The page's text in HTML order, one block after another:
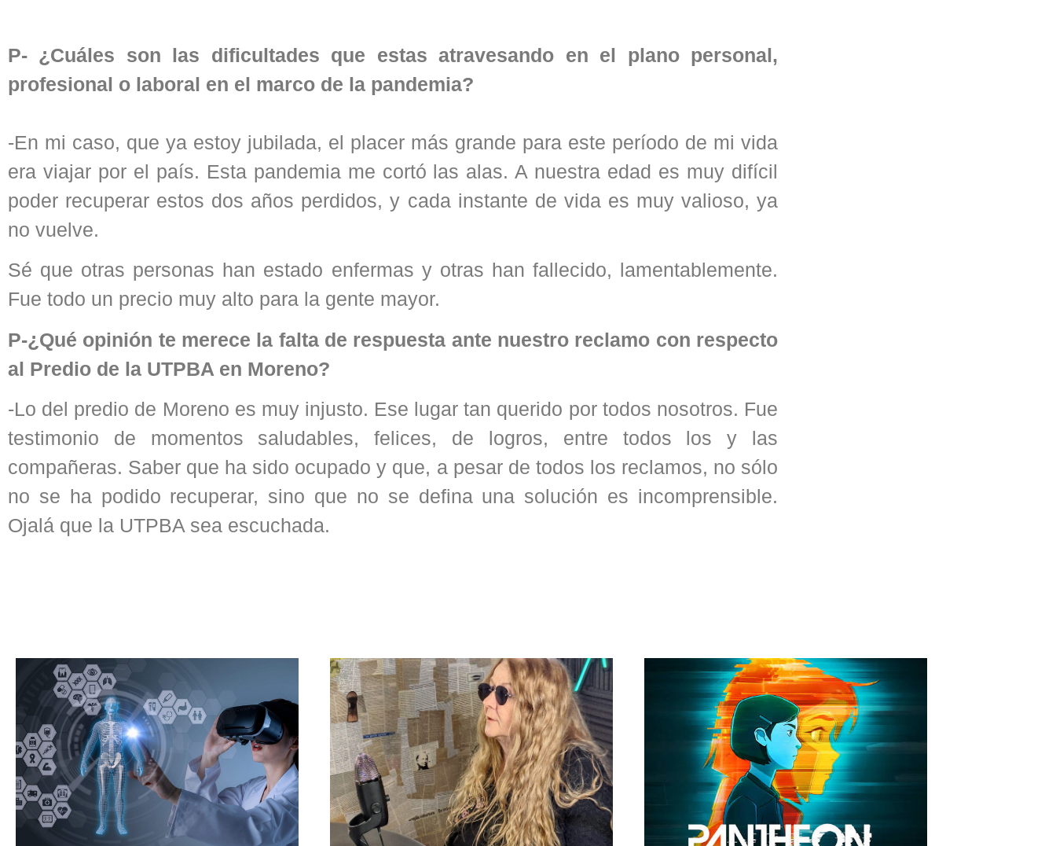
P- ¿Cuáles son las dificultades que estas atravesando en el plano personal,
profesional o laboral en el marco de la pandemia?
-En mi caso, que ya estoy jubilada, el placer más grande para este período de mi vida
era viajar por el país. Esta pandemia me cortó las alas. A nuestra edad es muy difícil
poder recuperar estos dos años perdidos, y cada instante de vida es muy valioso, ya
no vuelve.
Sé que otras personas han estado enfermas y otras han fallecido, lamentablemente.
Fue todo un precio muy alto para la gente mayor.
P-¿Qué opinión te merece la falta de respuesta ante nuestro reclamo con respecto
al Predio de la UTPBA en Moreno?
-Lo del predio de Moreno es muy injusto. Ese lugar tan querido por todos nosotros. Fue
testimonio de momentos saludables, felices, de logros, entre todos los y las
compañeras. Saber que ha sido ocupado y que, a pesar de todos los reclamos, no sólo
no se ha podido recuperar, sino que no se defina una solución es incomprensible.
Ojalá que la UTPBA sea escuchada.